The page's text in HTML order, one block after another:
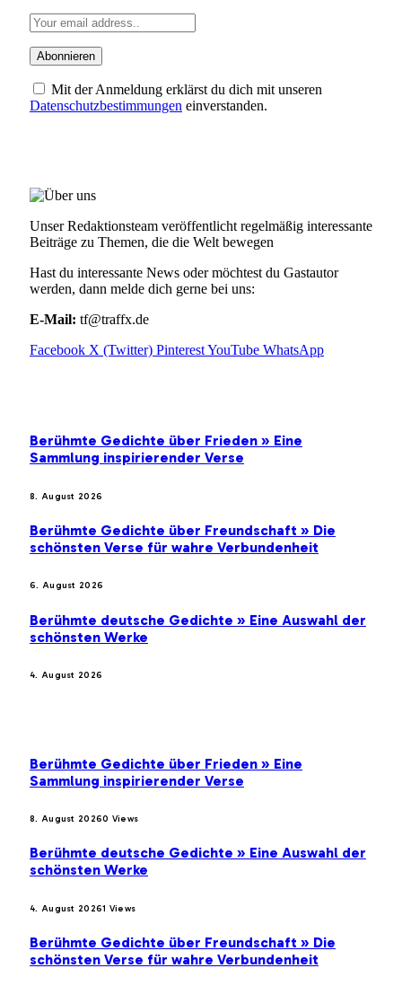
Mit der Anmeldung erklärst du dich mit unseren
Datenschutzbestimmungen einverstanden.
Unser Redaktionsteam veröffentlicht regelmäßig interessante
Beiträge zu Themen, die die Welt bewegen
Hast du interessante News oder möchtest du Gastautor
werden, dann melde dich gerne bei uns:
E-Mail: tf@traffx.de
Facebook X (Twitter) PinterestYouTube WhatsApp
Berühmte Gedichte über Frieden » Eine
Sammlung inspirierender Verse
8. August 2026
Berühmte Gedichte über Freundschaft » Die
schönsten Verse für wahre Verbundenheit
6. August 2026
Berühmte deutsche Gedichte » Eine Auswahl der
schönsten Werke
4. August 2026
Berühmte Gedichte über Frieden » Eine
Sammlung inspirierender Verse
8. August 20260 Views
Berühmte deutsche Gedichte » Eine Auswahl der
schönsten Werke
4. August 20261 Views
Berühmte Gedichte über Freundschaft » Die
schönsten Verse für wahre Verbundenheit